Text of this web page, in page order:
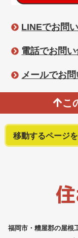
LINEでお問
電話でお問
メールでお
こ
福岡市・糟屋郡の屋根